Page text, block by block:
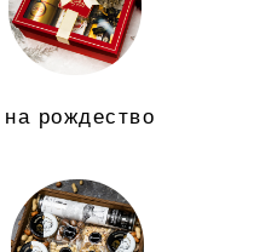
на рождество